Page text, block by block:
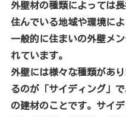
外壁材の種類によっては
住んでいる地域や環境に
一般的に住まいの外壁メ
れています。
外壁には様々な種類があ
るのが「サイディング」
の建材のことです。サイ